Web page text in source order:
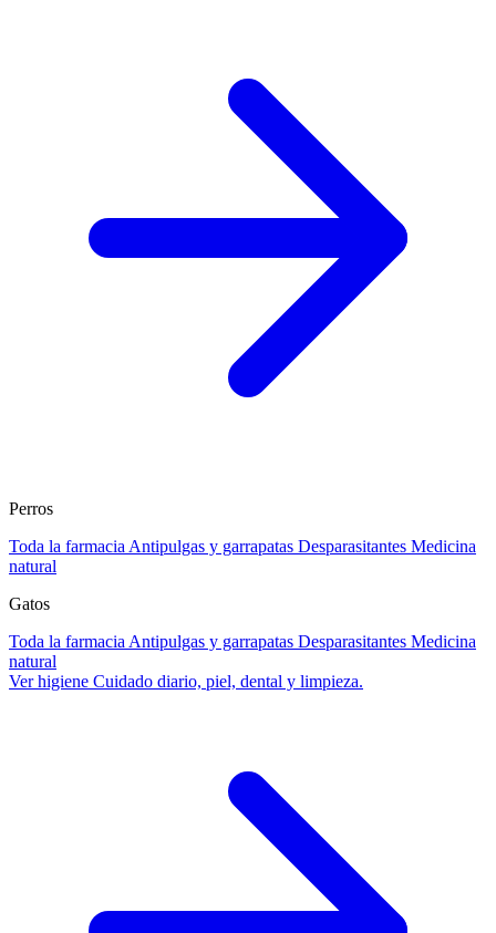
Perros
Toda la farmacia Antipulgas y garrapatas Desparasitantes Medicina
natural
Gatos
Toda la farmacia Antipulgas y garrapatas Desparasitantes Medicina
natural
Ver higiene Cuidado diario, piel, dental y limpieza.